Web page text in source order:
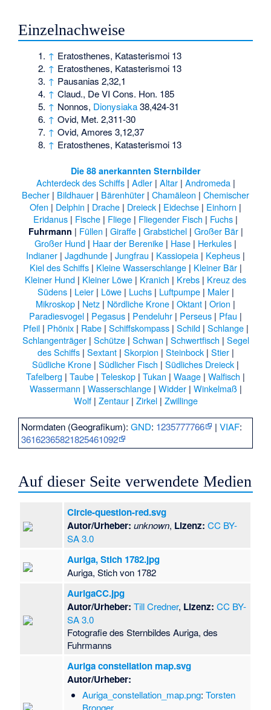
Einzelnachweise
↑ Eratosthenes, Katasterismoi 13
↑ Eratosthenes, Katasterismoi 13
↑ Pausanias 2,32,1
↑ Claud., De VI Cons. Hon. 185
↑ Nonnos, Dionysiaka38,424-31
↑ Ovid, Met. 2,311-30
↑ Ovid, Amores 3,12,37
↑ Eratosthenes, Katasterismoi 13
Die 88 anerkannten Sternbilder
Achterdeck des Schiffs| Adler| Altar| Andromeda|
Becher | Bildhauer | Bärenhüter | Chamäleon | Chemischer
Ofen | Delphin | Drache | Dreieck | Eidechse | Einhorn |
Eridanus | Fische | Fliege | Fliegender Fisch | Fuchs |
Fuhrmann | Füllen | Giraffe| Grabstichel| Großer Bär|
Großer Hund | Haar der Berenike | Hase | Herkules |
Indianer | Jagdhunde | Jungfrau | Kassiopeia | Kepheus |
Kiel des Schiffs| Kleine Wasserschlange| Kleiner Bär|
Kleiner Hund | Kleiner Löwe | Kranich | Krebs | Kreuz des
Südens| Leier| Löwe| Luchs| Luftpumpe| Maler|
Mikroskop | Netz | Nördliche Krone | Oktant | Orion |
Paradiesvogel | Pegasus | Pendeluhr | Perseus | Pfau |
Pfeil| Phönix| Rabe| Schiffskompass| Schild| Schlange|
Schlangenträger| Schütze| Schwan | Schwertfisch | Segel
des Schiffs| Sextant| Skorpion | Steinbock| Stier|
Südliche Krone | Südlicher Fisch | Südliches Dreieck |
Tafelberg | Taube | Teleskop | Tukan | Waage | Walfisch |
Wassermann | Wasserschlange| Widder| Winkelmaß|
Wolf| Zentaur| Zirkel| Zwillinge
Normdaten (Geografikum):GND: 1235777766 |VIAF:
36162365821825461092
Auf dieser Seite verwendete Medien
Circle-question-red.svg
Autor/Urheber: unknown, Lizenz: CC BY-
SA 3.0
Auriga, Stich 1782.jpg
Auriga, Stich von 1782
AurigaCC.jpg
Autor/Urheber: Till Credner, Lizenz: CC BY-
SA 3.0
Fotografie des Sternbildes Auriga, des
Fuhrmanns
Auriga constellation map.svg
Autor/Urheber:
Auriga_constellation_map.png: Torsten